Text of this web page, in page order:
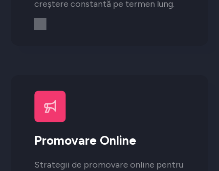
creștere constantă pe termen lung.
Promovare Online
Strategii de promovare online pentru